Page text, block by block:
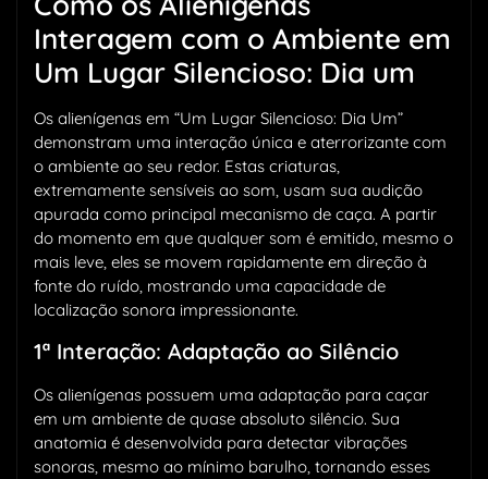
Interagem com o Ambiente em
Um Lugar Silencioso: Dia um
Os alienígenas em “Um Lugar Silencioso: Dia Um”
demonstram uma interação única e aterrorizante com
o ambiente ao seu redor. Estas criaturas,
extremamente sensíveis ao som, usam sua audição
apurada como principal mecanismo de caça. A partir
do momento em que qualquer som é emitido, mesmo o
mais leve, eles se movem rapidamente em direção à
fonte do ruído, mostrando uma capacidade de
localização sonora impressionante.
1ª Interação: Adaptação ao Silêncio
Os alienígenas possuem uma adaptação para caçar
em um ambiente de quase absoluto silêncio. Sua
anatomia é desenvolvida para detectar vibrações
sonoras, mesmo ao mínimo barulho, tornando esses